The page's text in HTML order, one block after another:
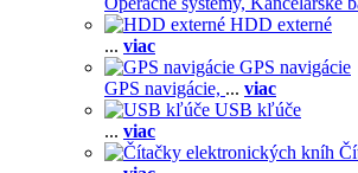
HDD externé
... viac
GPS navigácie
GPS navigácie, ... viac
USB kľúče
... viac